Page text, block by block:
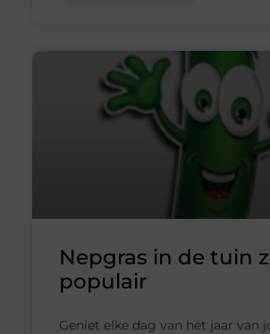
Nepgras in de tuin
populair
Geniet elke dag van het jaar van